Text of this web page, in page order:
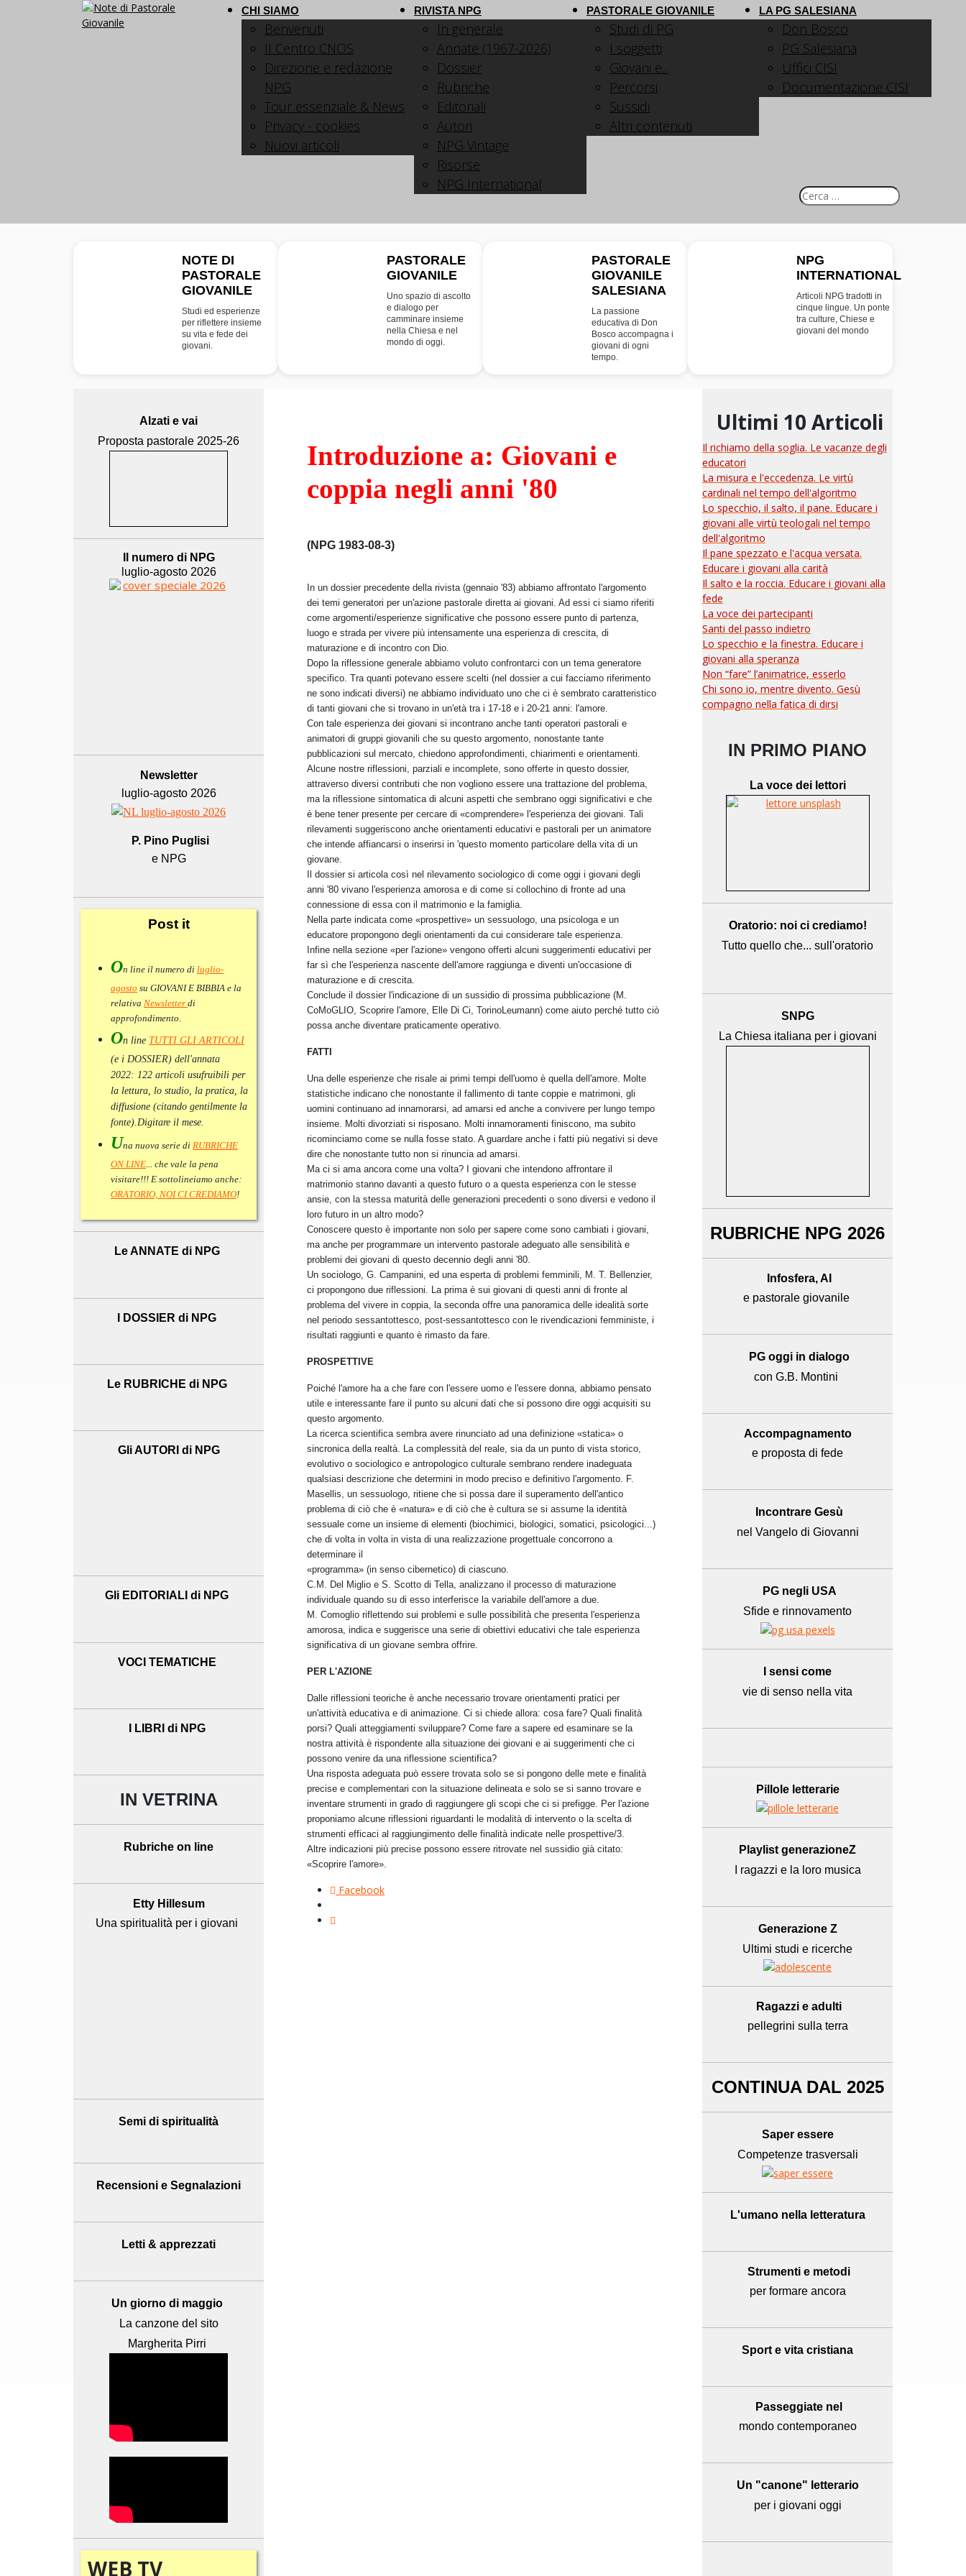
CHI SIAMO
Benvenuti
Il Centro CNOS
Direzione e redazione
NPG
Tour essenziale & News
Privacy - cookies
Nuovi articoli
RIVISTA NPG
In generale
Annate (1967-2026)
Dossier
Rubriche
Editoriali
Autori
NPG Vintage
Risorse
NPG International
PASTORALE GIOVANILE
Studi di PG
I soggetti
Giovani e...
Percorsi
Sussidi
Altri contenuti
LA PG SALESIANA
Don Bosco
PG Salesiana
Uffici CISI
Documentazione CISI
NOTE DI
PASTORALE
GIOVANILE
Studi ed esperienze
per riflettere insieme
su vita e fede dei
giovani.
PASTORALE
GIOVANILE
Uno spazio di ascolto
e dialogo per
camminare insieme
nella Chiesa e nel
mondo di oggi.
PASTORALE
GIOVANILE
SALESIANA
La passione
educativa di Don
Bosco accompagna i
giovani di ogni
tempo.
NPG
INTERNATIONAL
Articoli NPG tradotti in
cinque lingue. Un ponte
tra culture, Chiese e
giovani del mondo
Alzati e vai
Proposta pastorale 2025-26
Il numero di NPG
luglio-agosto 2026
Newsletter
luglio-agosto 2026
P. Pino Puglisi
e NPG
Postit
On line il numero di luglio-
agosto su GIOVANI E BIBBIA e la
relativa Newsletter di
approfondimento.
On line TUTTI GLI ARTICOLI
(e i DOSSIER) dell'annata
2022: 122 articoli usufruibili per
la lettura, lo studio, la pratica, la
diffusione (citando gentilmente la
fonte).Digitare il mese.
Una nuova serie di RUBRICHE
ON LINE... che vale la pena
visitare!!! E sottolineiamo anche:
ORATORIO, NOI CI CREDIAMO!
Le ANNATE di NPG
I DOSSIER di NPG
Le RUBRICHE di NPG
Gli AUTORI di NPG
Gli EDITORIALI di NPG
VOCI TEMATICHE
I LIBRI di NPG
IN VETRINA
Rubriche on line
Etty Hillesum
Una spiritualità per i giovani
Semi di spiritualità
Recensioni e Segnalazioni
Letti & apprezzati
Un giorno di maggio
La canzone del sito
Margherita Pirri
WEB TV
Introduzione a: Giovani e
coppia negli anni '80
(NPG 1983-08-3)
In un dossier precedente della rivista (gennaio '83) abbiamo affrontato l'argomento
dei temi generatori per un'azione pastorale diretta ai giovani. Ad essi ci siamo riferiti
come argomenti/esperienze significative che possono essere punto di partenza,
luogo e strada per vivere più intensamente una esperienza di crescita, di
maturazione e di incontro con Dio.
Dopo la riflessione generale abbiamo voluto confrontarci con un tema generatore
specifico. Tra quanti potevano essere scelti (nel dossier a cui facciamo riferimento
ne sono indicati diversi) ne abbiamo individuato uno che ci è sembrato caratteristico
di tanti giovani che si trovano in un'età tra i 17-18 e i 20-21 anni: l'amore.
Con tale esperienza dei giovani si incontrano anche tanti operatori pastorali e
animatori di gruppi giovanili che su questo argomento, nonostante tante
pubblicazioni sul mercato, chiedono approfondimenti, chiarimenti e orientamenti.
Alcune nostre riflessioni, parziali e incomplete, sono offerte in questo dossier,
attraverso diversi contributi che non vogliono essere una trattazione del problema,
ma la riflessione sintomatica di alcuni aspetti che sembrano oggi significativi e che
è bene tener presente per cercare di «comprendere» l'esperienza dei giovani. Tali
rilevamenti suggeriscono anche orientamenti educativi e pastorali per un animatore
che intende affiancarsi o inserirsi in 'questo momento particolare della vita di un
giovane.
Il dossier si articola così nel rilevamento sociologico di come oggi i giovani degli
anni '80 vivano l'esperienza amorosa e di come si collochino di fronte ad una
connessione di essa con il matrimonio e la famiglia.
Nella parte indicata come «prospettive» un sessuologo, una psicologa e un
educatore propongono degli orientamenti da cui considerare tale esperienza.
Infine nella sezione «per l'azione» vengono offerti alcuni suggerimenti educativi per
far sì che l'esperienza nascente dell'amore raggiunga e diventi un'occasione di
maturazione e di crescita.
Conclude il dossier l'indicazione di un sussidio di prossima pubblicazione (M.
CoMoGLIO, Scoprire l'amore, Elle Di Ci, TorinoLeumann) come aiuto perché tutto ciò
possa anche diventare praticamente operativo.
FATTI
Una delle esperienze che risale ai primi tempi dell'uomo è quella dell'amore. Molte
statistiche indicano che nonostante il fallimento di tante coppie e matrimoni, gli
uomini continuano ad innamorarsi, ad amarsi ed anche a convivere per lungo tempo
insieme. Molti divorziati si risposano. Molti innamoramenti finiscono, ma subito
ricominciamo come se nulla fosse stato. A guardare anche i fatti più negativi si deve
dire che nonostante tutto non si rinuncia ad amarsi.
Ma ci si ama ancora come una volta? I giovani che intendono affrontare il
matrimonio stanno davanti a questo futuro o a questa esperienza con le stesse
ansie, con la stessa maturità delle generazioni precedenti o sono diversi e vedono il
loro futuro in un altro modo?
Conoscere questo è importante non solo per sapere come sono cambiati i giovani,
ma anche per programmare un intervento pastorale adeguato alle sensibilità e
problemi dei giovani di questo decennio degli anni '80.
Un sociologo, G. Campanini, ed una esperta di problemi femminili, M. T. Bellenzier,
ci propongono due riflessioni. La prima è sui giovani di questi anni di fronte al
problema del vivere in coppia, la seconda offre una panoramica delle idealità sorte
nel periodo sessantottesco, post-sessantottesco con le rivendicazioni femministe, i
risultati raggiunti e quanto è rimasto da fare.
PROSPETTIVE
Poiché l'amore ha a che fare con l'essere uomo e l'essere donna, abbiamo pensato
utile e interessante fare il punto su alcuni dati che si possono dire oggi acquisiti su
questo argomento.
La ricerca scientifica sembra avere rinunciato ad una definizione «statica» o
sincronica della realtà. La complessità del reale, sia da un punto di vista storico,
evolutivo o sociologico e antropologico culturale sembrano rendere inadeguata
qualsiasi descrizione che determini in modo preciso e definitivo l'argomento. F.
Masellis, un sessuologo, ritiene che si possa dare il superamento dell'antico
problema di ciò che è «natura» e di ciò che è cultura se si assume la identità
sessuale come un insieme di elementi (biochimici, biologici, somatici, psicologici...)
che di volta in volta in vista di una realizzazione progettuale concorrono a
determinare il
«programma» (in senso cibernetico) di ciascuno.
C.M. Del Miglio e S. Scotto di Tella, analizzano il processo di maturazione
individuale quando su di esso interferisce la variabile dell'amore a due.
M. Comoglio riflettendo sui problemi e sulle possibilità che presenta l'esperienza
amorosa, indica e suggerisce una serie di obiettivi educativi che tale esperienza
significativa di un giovane sembra offrire.
PER L'AZIONE
Dalle riflessioni teoriche è anche necessario trovare orientamenti pratici per
un'attività educativa e di animazione. Ci si chiede allora: cosa fare? Quali finalità
porsi? Quali atteggiamenti sviluppare? Come fare a sapere ed esaminare se la
nostra attività è rispondente alla situazione dei giovani e ai suggerimenti che ci
possono venire da una riflessione scientifica?
Una risposta adeguata può essere trovata solo se si pongono delle mete e finalità
precise e complementari con la situazione delineata e solo se si sanno trovare e
inventare strumenti in grado di raggiungere gli scopi che ci si prefigge. Per l'azione
proponiamo alcune riflessioni riguardanti le modalità di intervento o la scelta di
strumenti efficaci al raggiungimento delle finalità indicate nelle prospettive/3.
Altre indicazioni più precise possono essere ritrovate nel sussidio già citato:
«Scoprire l'amore».
Facebook
Ultimi 10 Articoli
Il richiamo della soglia. Le vacanze degli
educatori
La misura e l'eccedenza. Le virtù
cardinali nel tempo dell'algoritmo
Lo specchio, il salto, il pane. Educare i
giovani alle virtù teologali nel tempo
dell'algoritmo
Il pane spezzato e l'acqua versata.
Educare i giovani alla carità
Il salto e la roccia. Educare i giovani alla
fede
La voce dei partecipanti
Santi del passo indietro
Lo specchio e la finestra. Educare i
giovani alla speranza
Non “fare” l’animatrice, esserlo
Chi sono io, mentre divento. Gesù
compagno nella fatica di dirsi
IN PRIMO PIANO
La voce dei lettori
Oratorio: noi ci crediamo!
Tutto quello che... sull'oratorio
SNPG
La Chiesa italiana per i giovani
RUBRICHE NPG 2026
Infosfera, AI
e pastorale giovanile
PG oggi in dialogo
con G.B. Montini
Accompagnamento
e proposta di fede
Incontrare Gesù
nel Vangelo di Giovanni
PG negli USA
Sfide e rinnovamento
I sensi come
vie di senso nella vita
Pillole letterarie
Playlist generazioneZ
I ragazzi e la loro musica
Generazione Z
Ultimi studi e ricerche
Ragazzi e adulti
pellegrini sulla terra
CONTINUA DAL 2025
Saper essere
Competenze trasversali
L'umanonella letteratura
Strumenti e metodi
per formare ancora
Sport e vita cristiana
Passeggiate nel
mondo contemporaneo
Un "canone" letterario
per i giovani oggi